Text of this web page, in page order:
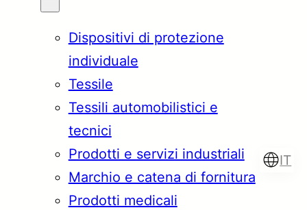
Dispositivi di protezione
individuale
Tessile
Tessili automobilistici e
tecnici
Prodotti e servizi industriali
Marchio e catena di fornitura
Prodotti medicali
IT